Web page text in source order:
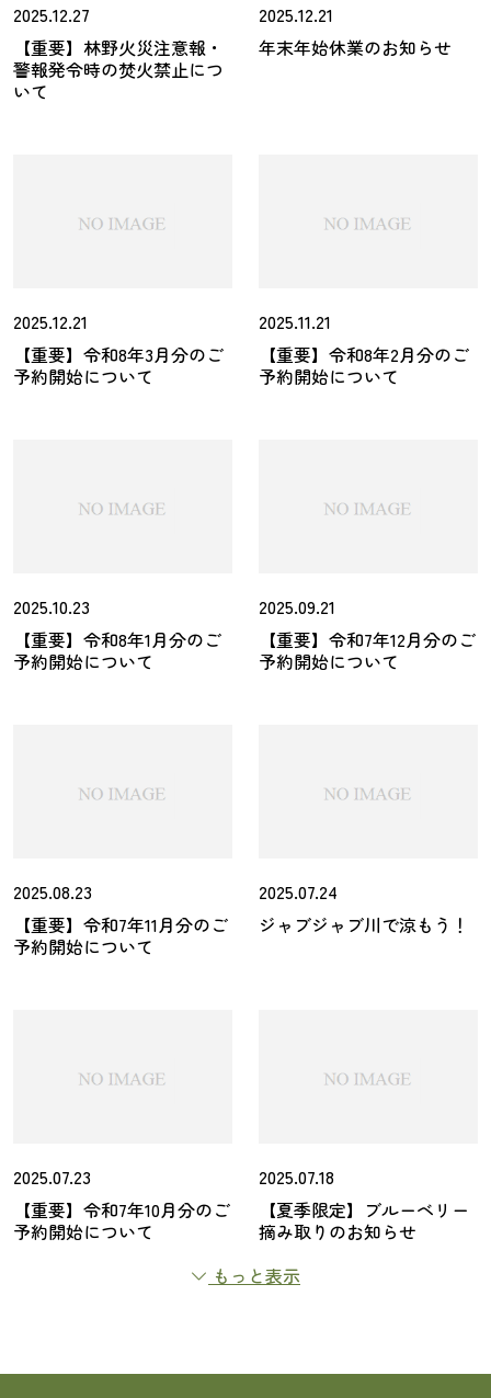
2025.12.27
【重要】林野火災注意報・
警報発令時の焚火禁止につ
いて
2025.12.21
年末年始休業のお知らせ
2025.12.21
【重要】令和8年3月分のご
予約開始について
2025.11.21
【重要】令和8年2月分のご
予約開始について
2025.10.23
【重要】令和8年1月分のご
予約開始について
2025.09.21
【重要】令和7年12月分のご
予約開始について
2025.08.23
【重要】令和7年11月分のご
予約開始について
2025.07.24
ジャブジャブ川で涼もう！
2025.07.23
【重要】令和7年10月分のご
予約開始について
2025.07.18
【夏季限定】ブルーベリー
摘み取りのお知らせ
もっと表示